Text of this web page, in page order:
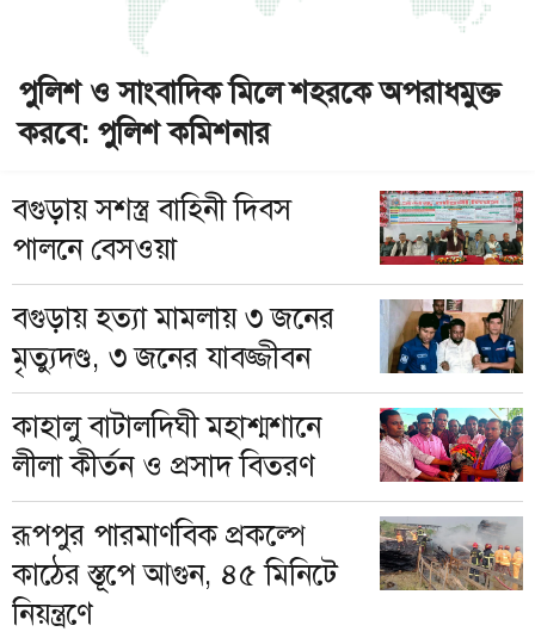
পুলিশ ও সাংবাদিক মিলে শহরকে অপরাধমুক্ত
করবে: পুলিশ কমিশনার
বগুড়ায় সশস্ত্র বাহিনী দিবস
পালনে বেসওয়া
বগুড়ায় হত্যা মামলায় ৩ জনের
মৃত্যুদণ্ড, ৩ জনের যাবজ্জীবন
কাহালু বাটালদিঘী মহাশ্মশানে
লীলা কীর্তন ও প্রসাদ বিতরণ
রূপপুর পারমাণবিক প্রকল্পে
কাঠের স্তূপে আগুন, ৪৫ মিনিটে
নিয়ন্ত্রণে